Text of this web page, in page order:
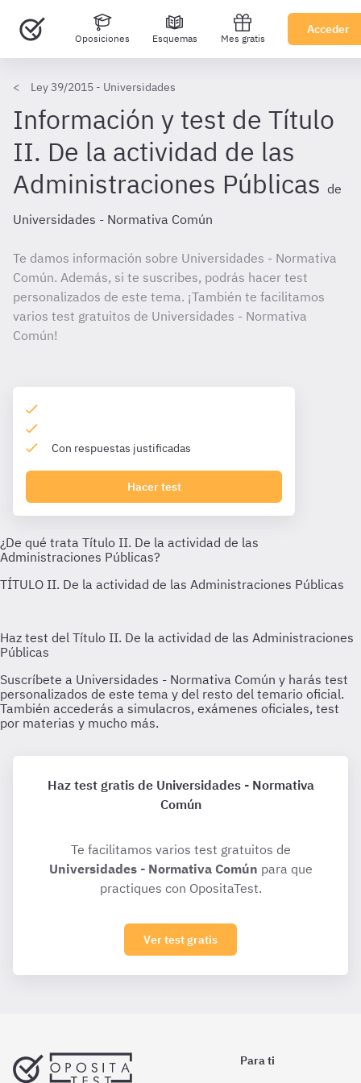
Oposiciones Esquemas Mes gratis
Acceder
Ley 39/2015 - Universidades
Información y test de Título
II. De la actividad de las
Administraciones Públicas de
Universidades - Normativa Común
Te damos información sobre Universidades - Normativa
Común. Además, si te suscribes, podrás hacer test
personalizados de este tema. ¡También te facilitamos
varios test gratuitos de Universidades - Normativa
Común!
Con respuestas justificadas
Hacer test
Haz test gratis de Universidades - Normativa
Común
Te facilitamos varios test gratuitos de
Universidades - Normativa Común para que
practiques con OpositaTest.
Ver test gratis
Para ti